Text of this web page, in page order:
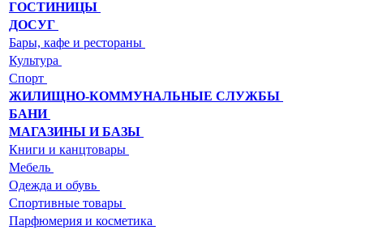
ГОСТИНИЦЫ
ДОСУГ
Бары, кафе и рестораны
Культура
Спорт
ЖИЛИЩНО-КОММУНАЛЬНЫЕ СЛУЖБЫ
БАНИ
МАГАЗИНЫ И БАЗЫ
Книги и канцтовары
Мебель
Одежда и обувь
Спортивные товары
Парфюмерия и косметика